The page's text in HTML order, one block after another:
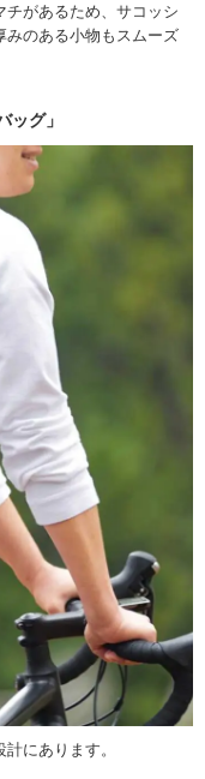
チがあるため、サコッシ
みのある小物もスムーズ
ッグ」
にあります。